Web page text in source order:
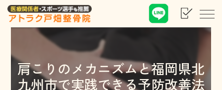
肩こりのメカニズムと福岡県北
九州市で実践できる予防改善法